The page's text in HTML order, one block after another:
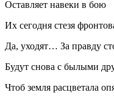
Оставляет навеки в бою
Их сегодня стезя
Да, уходят… За правду
Будут снова с былыми
Чтоб земля расцветала